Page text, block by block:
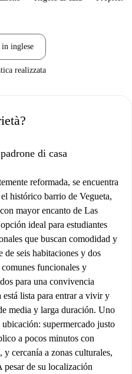
inglese
realizzata
di casa
reformada, se encuentra
histórico barrio de Vegueta,
mayor encanto de Las
ideal para estudiantes
que buscan comodidad y
de seis habitaciones y dos
funcionales y
para una convivencia
lista para entrar a vivir y
media y larga duración. Uno
supermercado justo
a pocos minutos con
cercanía a zonas culturales,
pesar de su localización